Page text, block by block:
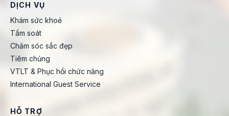
DỊCH VỤ
Khám sức khoẻ
Tầm soát
Chăm sóc sắc đẹp
Tiêm chủng
VTLT & Phục hồi chức năng
International Guest Service
HỖ TRỢ